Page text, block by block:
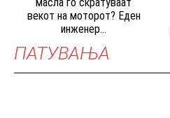
векот на моторот? Еден
инженер...
ПАТУВАЊА